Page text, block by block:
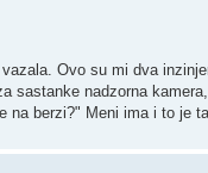
Ovo su mi dva
sastanke nadzorna
na berzi?" Meni ima i to je